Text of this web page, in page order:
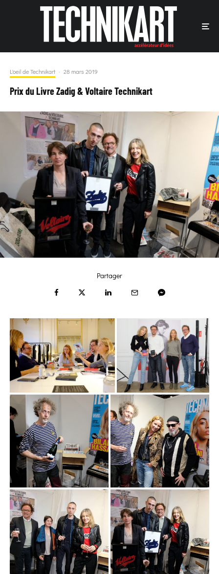
L'oeil de Technikart · 28 mars 2019
Prix du Livre Zadig & Voltaire Technikart
Partager